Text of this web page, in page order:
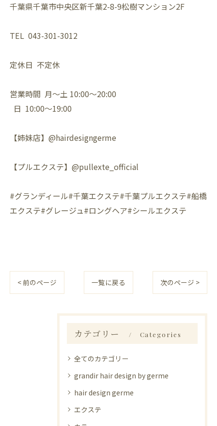
千葉県千葉市中央区新千葉2-8-9松樹マンション2F
TEL 043-301-3012
定休日 不定休
営業時間 月〜土 10:00〜20:00
日 10:00〜19:00
【姉妹店】@hairdesigngerme
【プルエクステ】@pullexte_official
#グランディール#千葉エクステ#千葉プルエクステ#船橋
エクステ#グレージュ#ロングヘア#シールエクステ
< 前のページ 一覧に戻る 次のページ >
カテゴリー Categories
全てのカテゴリー
grandir hair design by germe
hair design germe
エクステ